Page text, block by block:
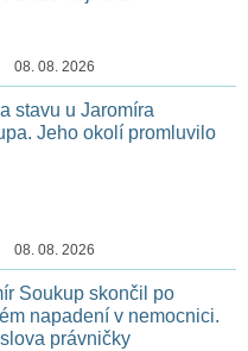
08. 08. 2026
stavu u Jaromíra
Jeho okolí promluvilo
08. 08. 2026
Soukup skončil po
napadení v nemocnici.
právničky